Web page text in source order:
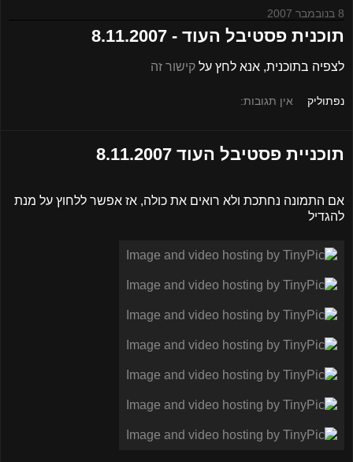
8 בנובמבר 2007
תוכנית פסטיבל העוד - 8.11.2007
לצפיה בתוכנית, אנא לחץ על קישור זה
נפתוליק אין תגובות:
תוכניית פסטיבל העוד 8.11.2007
אם התמונה נחתכת ולא רואים את כולה, אז אפשר ללחוץ על מנת
להגדיל